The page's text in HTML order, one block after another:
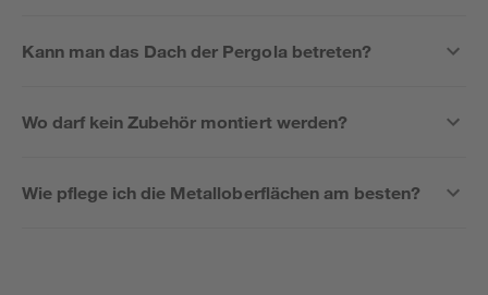
Kann man das Dach der Pergola betreten?
Wo darf kein Zubehör montiert werden?
Wie pflege ich die Metalloberflächen am besten?